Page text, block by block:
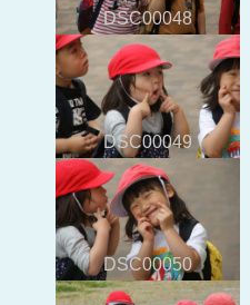
DSC00048
DSC00049
DSC00050